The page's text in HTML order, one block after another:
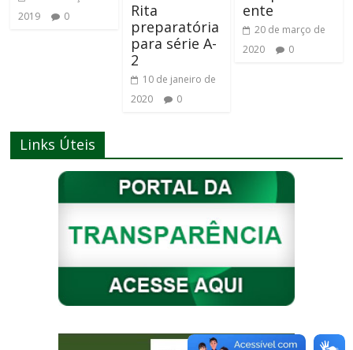
2019
0
Rita
preparatória
para série A-
2
10 de janeiro de
2020
0
ente
20 de março de
2020
0
Links Úteis